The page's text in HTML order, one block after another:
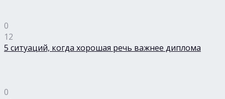
0
12
5 ситуаций, когда хорошая речь важнее диплома
0